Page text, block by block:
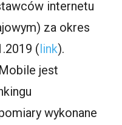
internetu
za okres
(link).
jest
wykonane